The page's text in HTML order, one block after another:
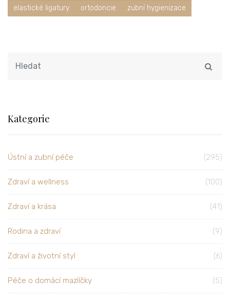
elastické ligatury ortodoncie zubní hygienizace
Kategorie
Ústní a zubní péče (295)
Zdraví a wellness (100)
Zdraví a krása (41)
Rodina a zdraví (9)
Zdraví a životní styl (6)
Péče o domácí mazlíčky (5)